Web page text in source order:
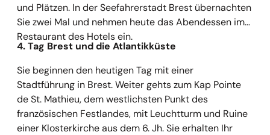
und Plätzen. In der Seefahrerstadt Brest übernachten
Sie zwei Mal und nehmen heute das Abendessen im
Restaurant des Hotels ein.
4. Tag Brest und die Atlantikküste
Sie beginnen den heutigen Tag mit einer
Stadtführung in Brest. Weiter gehts zum Kap Pointe
de St. Mathieu, dem westlichsten Punkt des
französischen Festlandes, mit Leuchtturm und Ruine
einer Klosterkirche aus dem 6. Jh. Sie erhalten Ihr